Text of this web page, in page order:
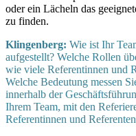
oder ein Lächeln das
zu finden.
Klingenberg: Wie ist Ihr
aufgestellt? Welche Rollen
wie viele Referentinnen und
Welche Bedeutung messen
innerhalb der
Ihrem Team, mit den
Referentinnen und